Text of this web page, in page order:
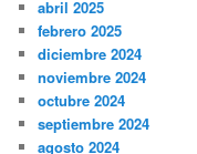
abril 2025
febrero 2025
diciembre 2024
noviembre 2024
octubre 2024
septiembre 2024
agosto 2024